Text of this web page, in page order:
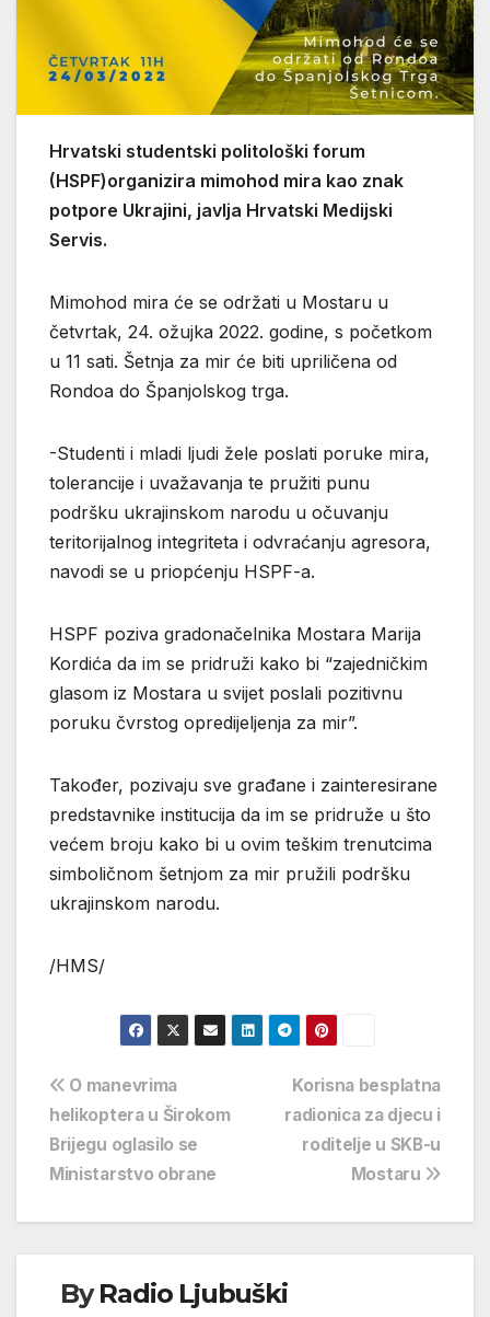
Hrvatski studentski politološki forum
(HSPF)organizira mimohod mira kao znak
potpore Ukrajini, javlja Hrvatski Medijski
Servis.
Mimohod mira će se održati u Mostaru u
četvrtak, 24. ožujka 2022. godine, s početkom
u 11 sati. Šetnja za mir će biti upriličena od
Rondoa do Španjolskog trga.
-Studenti i mladi ljudi žele poslati poruke mira,
tolerancije i uvažavanja te pružiti punu
podršku ukrajinskom narodu u očuvanju
teritorijalnog integriteta i odvraćanju agresora,
navodi se u priopćenju HSPF-a.
HSPF poziva gradonačelnika Mostara Marija
Kordića da im se pridruži kako bi “zajedničkim
glasom iz Mostara u svijet poslali pozitivnu
poruku čvrstog opredijeljenja za mir”.
Također, pozivaju sve građane i zainteresirane
predstavnike institucija da im se pridruže u što
većem broju kako bi u ovim teškim trenutcima
simboličnom šetnjom za mir pružili podršku
ukrajinskom narodu.
/HMS/
Navigacija
objava
Korisna besplatna
radionica za djecu i
roditelje u SKB-u
Mostaru
O manevrima
helikoptera u Širokom
Brijegu oglasilo se
Ministarstvo obrane
ByRadio Ljubuški